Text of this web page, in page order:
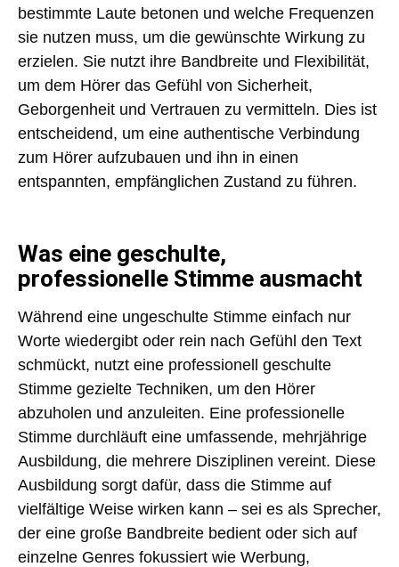
bestimmte Laute betonen und welche Frequenzen
sie nutzen muss, um die gewünschte Wirkung zu
erzielen. Sie nutzt ihre Bandbreite und Flexibilität,
um dem Hörer das Gefühl von Sicherheit,
Geborgenheit und Vertrauen zu vermitteln. Dies ist
entscheidend, um eine authentische Verbindung
zum Hörer aufzubauen und ihn in einen
entspannten, empfänglichen Zustand zu führen.
Was eine geschulte,
professionelle Stimme ausmacht
Während eine ungeschulte Stimme einfach nur
Worte wiedergibt oder rein nach Gefühl den Text
schmückt, nutzt eine professionell geschulte
Stimme gezielte Techniken, um den Hörer
abzuholen und anzuleiten. Eine professionelle
Stimme durchläuft eine umfassende, mehrjährige
Ausbildung, die mehrere Disziplinen vereint. Diese
Ausbildung sorgt dafür, dass die Stimme auf
vielfältige Weise wirken kann – sei es als Sprecher,
der eine große Bandbreite bedient oder sich auf
einzelne Genres fokussiert wie Werbung,